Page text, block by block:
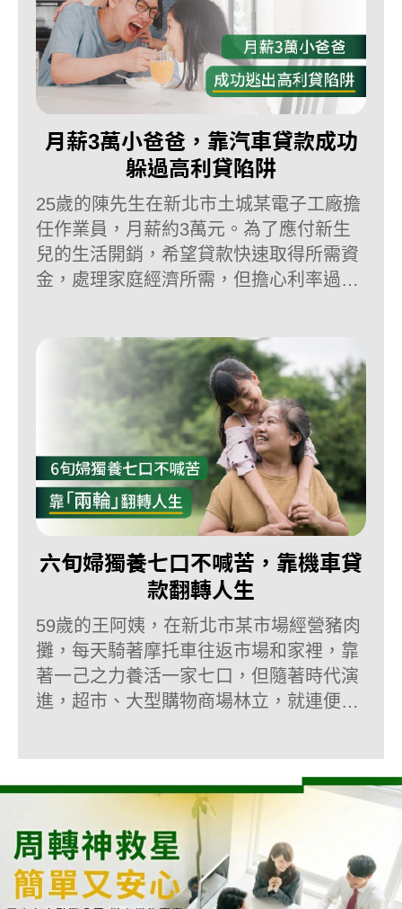
月薪3萬小爸爸，靠汽車貸款成功
躲過高利貸陷阱
25歲的陳先生在新北市土城某電子工廠擔
任作業員，月薪約3萬元。為了應付新生
兒的生活開銷，希望貸款快速取得所需資
金，處理家庭經濟所需，但擔心利率過
六旬婦獨養七口不喊苦，靠機車貸
款翻轉人生
59歲的王阿姨，在新北市某市場經營豬肉
攤，每天騎著摩托車往返市場和家裡，靠
著一己之力養活一家七口，但隨著時代演
進，超市、大型購物商場林立，就連便利